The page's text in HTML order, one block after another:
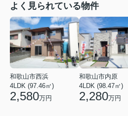
よく見られている物件
和歌山市西浜
4LDK (97.46㎡)
2,580万円
和歌山市内原
4LDK (98.47㎡)
2,280万円